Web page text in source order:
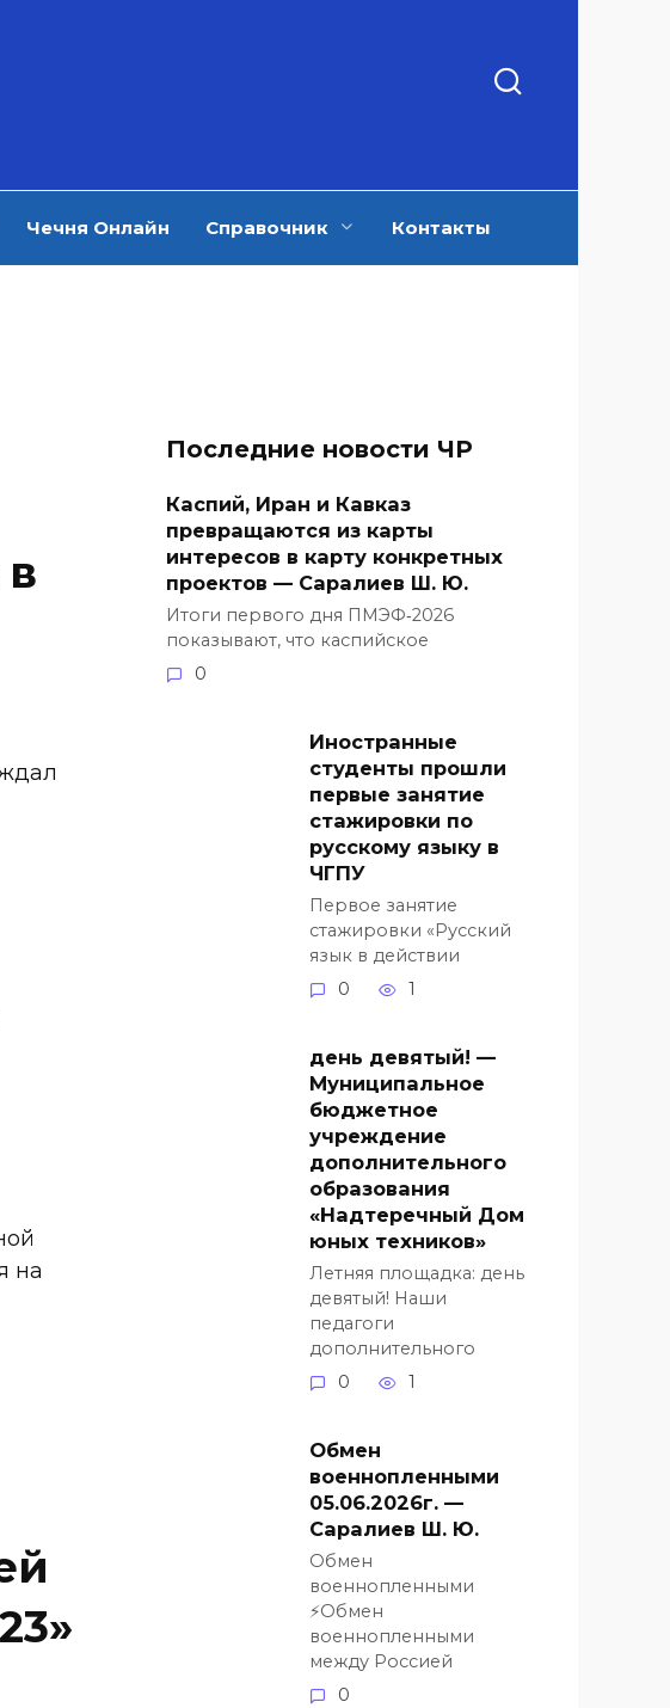
Чечня Онлайн Справочник Контакты
на
Последние новости ЧР
Каспий, Иран и Кавказ
превращаются из карты
интересов в карту конкретных
проектов — Саралиев Ш. Ю.
Итоги первого дня ПМЭФ‑2026
показывают, что каспийское
0
Иностранные
студенты прошли
первые занятие
стажировки по
русскому языку в
ЧГПУ
Первое занятие
стажировки «Русский
язык в действии
0
1
день девятый! —
Муниципальное
бюджетное
учреждение
дополнительного
образования
«Надтеречный Дом
юных техников»
Летняя площадка: день
девятый! Наши
педагоги
дополнительного
0
1
Обмен
военнопленными
05.06.2026г. —
Саралиев Ш. Ю.
Обмен
военнопленными
⚡️Обмен
военнопленными
между Россией
0